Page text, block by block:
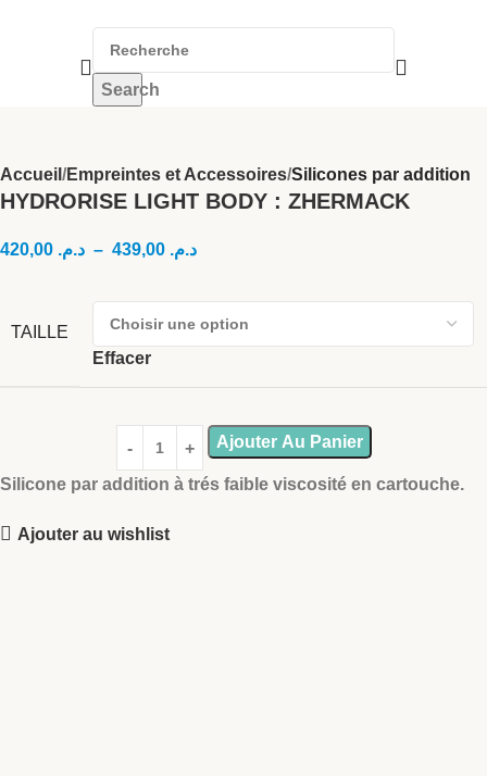
Search
Accueil Empreintes et Accessoires Silicones par addition
HYDRORISE LIGHT BODY : ZHERMACK
د.م. – د.م.
TAILLE
Effacer
Ajouter Au Panier
Silicone par addition à trés faible viscosité en cartouche.
Ajouter au wishlist